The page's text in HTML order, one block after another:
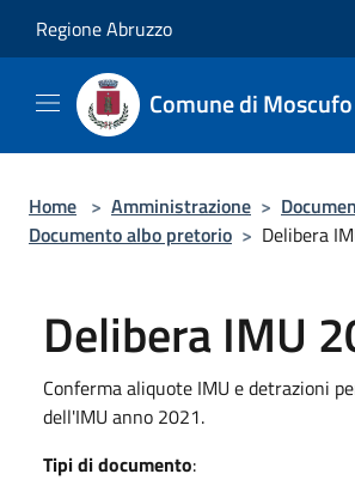
Regione Abruzzo
Comune di Moscufo
Home > Amministrazione >
Documento albo pretorio > Delibera
Delibera IMU
Conferma aliquote IMU e detrazioni
dell'IMU anno 2021.
Tipi di documento: